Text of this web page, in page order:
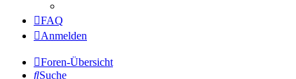
FAQ
Anmelden
Foren-Übersicht
Suche